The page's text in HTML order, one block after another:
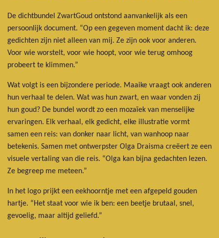
De dichtbundel ZwartGoud ontstond aanvankelijk als een
persoonlijk document. “Op een gegeven moment dacht ik: deze
gedichten zijn niet alleen van mij. Ze zijn ook voor anderen.
Voor wie worstelt, voor wie hoopt, voor wie terug omhoog
probeert te klimmen.”
Wat volgt is een bijzondere periode. Maaike vraagt ook anderen
hun verhaal te delen. Wat was hun zwart, en waar vonden zij
hun goud? De bundel wordt zo een mozaïek van menselijke
ervaringen. Elk verhaal, elk gedicht, elke illustratie vormt
samen een reis: van donker naar licht, van wanhoop naar
betekenis. Samen met ontwerpster Olga Draisma creëert ze een
visuele vertaling van die reis. “Olga kan bijna gedachten lezen.
Ze begreep me meteen.”
In het logo prijkt een eekhoorntje met een afgepeld gouden
hartje. “Het staat voor wie ik ben: een beetje brutaal, snel,
gevoelig, maar altijd geliefd.”